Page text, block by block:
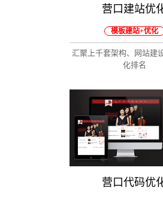
营口建站优
模板建站+优化
汇聚上千套架构、网站建
化排名
营口代码优